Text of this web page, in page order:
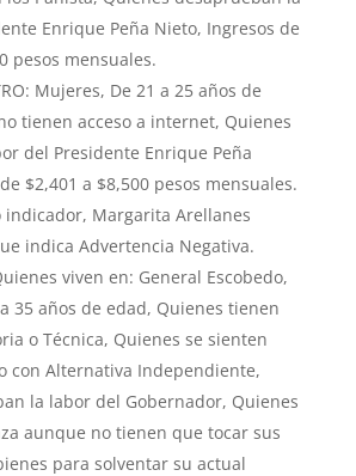
Enrique Peña Nieto, Ingresos de
pesos mensuales.
Mujeres, De 21 a 25 años de
tienen acceso a internet, Quienes
del Presidente Enrique Peña
$2,401 a $8,500 pesos mensuales.
indicador, Margarita Arellanes
indica Advertencia Negativa.
viven en: General Escobedo,
35 años de edad, Quienes tienen
o Técnica, Quienes se sienten
con Alternativa Independiente,
la labor del Gobernador, Quienes
aunque no tienen que tocar sus
para solventar su actual